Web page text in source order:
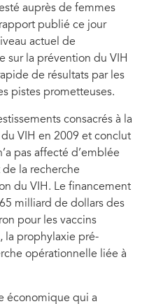
auprès de femmes
publié ce jour
actuel de
sur la prévention du VIH
de résultats par les
pistes prometteuses.
consacrés à la
VIH en 2009 et conclut
pas affecté d’emblée
la recherche
du VIH. Le financement
milliard de dollars des
pour les vaccins
la prophylaxie pré-
opérationnelle liée à
économique qui a